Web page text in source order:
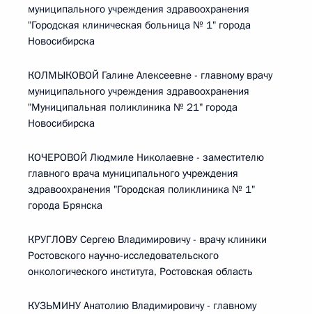
муниципального учреждения здравоохранения
"Городская клиническая больница № 1" города
Новосибирска
КОЛМЫКОВОЙ Галине Алексеевне - главному врачу
муниципального учреждения здравоохранения
"Муниципальная поликлиника № 21" города
Новосибирска
КОЧЕРОВОЙ Людмиле Николаевне - заместителю
главного врача муниципального учреждения
здравоохранения "Городская поликлиника № 1"
города Брянска
КРУГЛОВУ Сергею Владимировичу - врачу клиники
Ростовского научно-исследовательского
онкологического института, Ростовская область
КУЗЬМИНУ Анатолию Владимировичу - главному